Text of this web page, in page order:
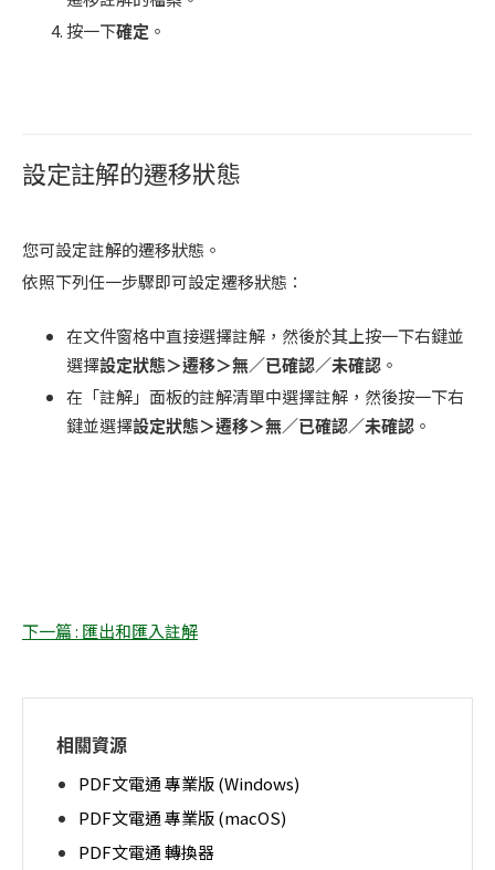
按一下確定 。
設定註解的遷移狀態
您可設定註解的遷移狀態。
依照下列任一步驟即可設定遷移狀態：
在文件窗格中直接選擇註解，然後於其上按一下右鍵並
選擇設定狀態＞遷移＞無／已確認／未確認 。
在「註解」面板的註解清單中選擇註解，然後按一下右
鍵並選擇設定狀態＞遷移＞無／已確認／未確認 。
下一篇 : 匯出和匯入註解
相關資源
PDF文電通 專業版 (Windows)
PDF文電通 專業版 (macOS)
PDF文電通 轉換器